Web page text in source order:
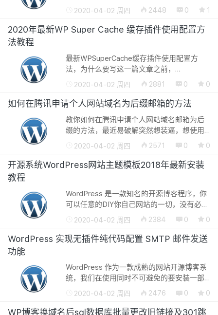
站原创文章、大家都知道易破解于咋天搭建
完成好多需要处理的问题、比如设置伪静态
规则、设置缓存加速、等等问题今天...
2020-04-02 周四 2448 0 1
2020年最新WP Super Cache 缓存插件使用配置方
法教程
最新WPSuperCache缓存插件使用配置方
法，为什么要写这一篇文章之前，
WordPress 开源更新到现在的4.9.1 是越来越
拥肿，因为这个WordPress 是国外开发的头
像及字体都是连接国外的服务器所有很卡，
2020-04-02 周四 2881 0 0
如何在腾讯申请个人网站域名为后缀邮箱的方法
教你如何在腾讯申请个人网站域名邮箱为后
缀的方法，最近易破解突然想装逼，想使用
自己域名为后缀的邮箱号发送邮件，但是查
了半天资料也没有找到怎么搭建自己的个人
邮箱服务器，结果就跑到了腾讯来的...
2020-04-02 周四 2571 0 0
开源系统WordPress网站主题模板2018年最新安装
教程
WordPress 是一款知名的开源博客程序，你
可以任意的DIY你自己网站的一切，没有必要
使用WordPress 默认自带的那套模板，
WordPress 其实就是一个框架结构的程序，
举个例子来说吧，WordPress 就是刚刚新...
2020-04-02 周四 2384 0 0
WordPress 实现无插件纯代码配置 SMTP 邮件发送
功能
WordPress 作为一款成熟的网站开源博客系
统，我们在使用同时不可避免的要安装一部
分插件来实现一些功能，比如WordPress 自
身并没有带有邮件系统发送的功能，但是安
装插件的话易破解不太想安装，因为...
2020-04-02 周四 2476 0 0
WP博客换域名后sql数据库批量更改旧链接及301跳